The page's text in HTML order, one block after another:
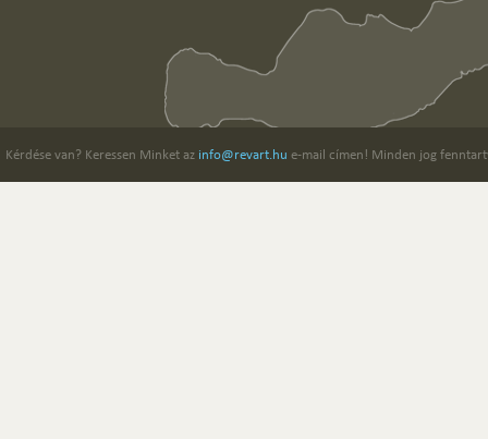
Kérdése van? Keressen Minket az info@revart.hu e-mail címen! Minden jog